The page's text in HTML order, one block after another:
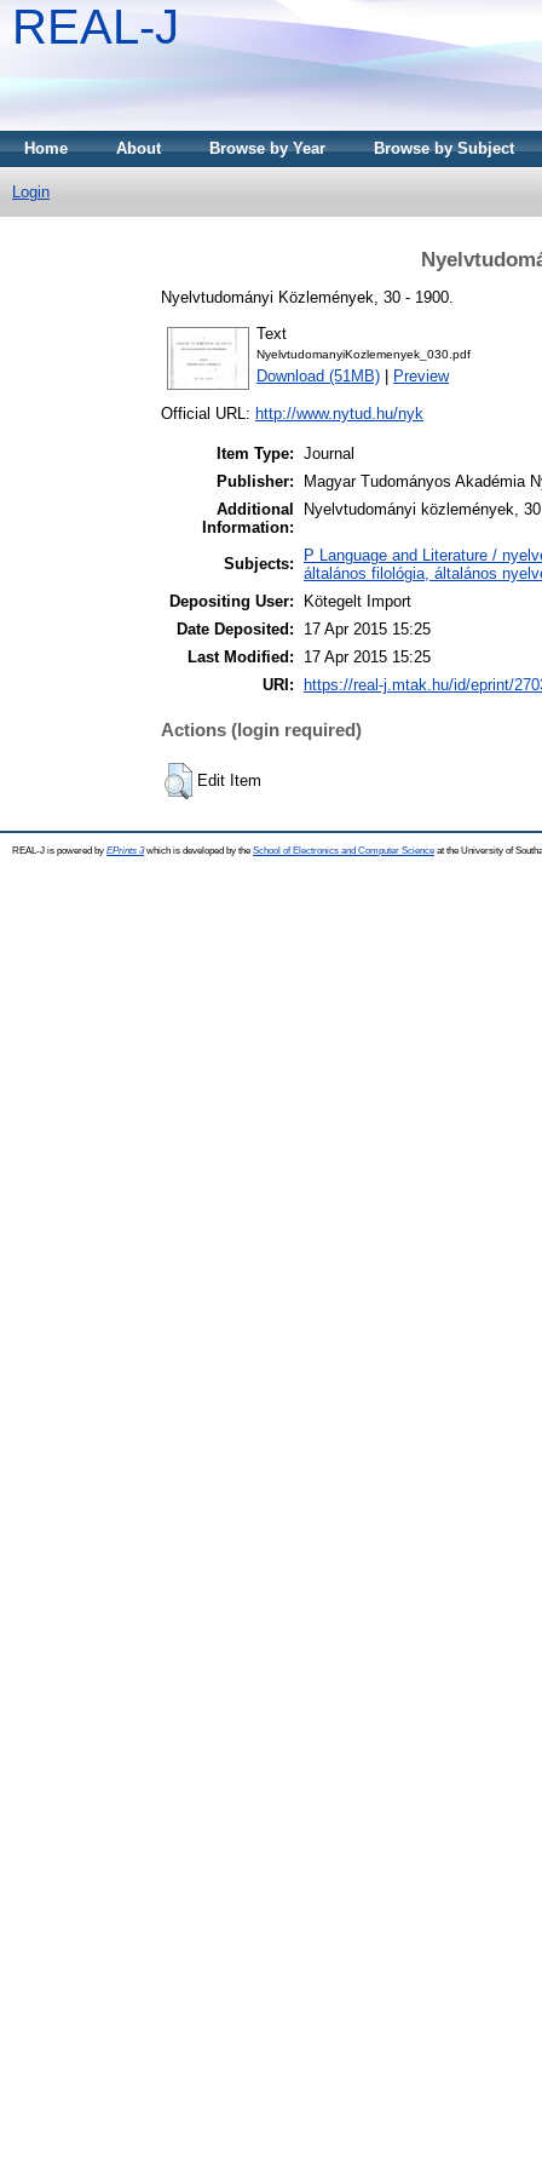
REAL-J
Home About Browse by Year Browse by Subject
Login
Nyelvtudományi Közlemények, 30 - 1900.
Text
NyelvtudomanyiKozlemenyek_030.pdf
Download (51MB) Preview
Official URL: http://www.nytud.hu/nyk
Item Type: Journal
Publisher:
Magyar Tudományos Akadémia
Additional
Information:
Nyelvtudományi közlemények,
Subjects:
P Language and Literature /
általános filológia, általános
Depositing User:
Kötegelt Import
Date Deposited:
17 Apr 2015 15:25
Last Modified:
17 Apr 2015 15:25
URI:
https://real-j.mtak.hu/id/eprint/
Actions (login required)
Edit Item
REAL-J is powered by EPrints 3which is developed by the School of Electronics and Computer Science at the University of